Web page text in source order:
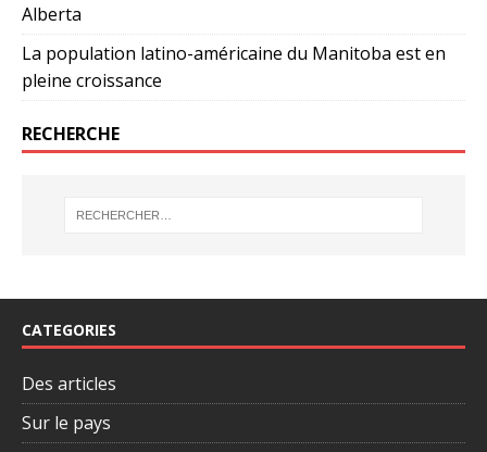
Alberta
La population latino-américaine du Manitoba est en
pleine croissance
RECHERCHE
CATEGORIES
Des articles
Sur le pays